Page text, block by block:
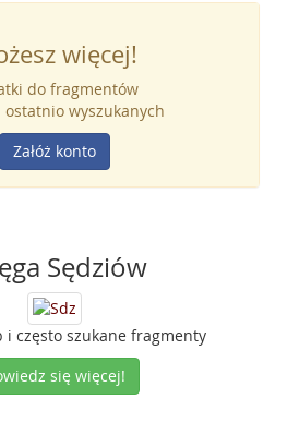
więcej!
do fragmentów
ostatnio wyszukanych
Załóż konto
Sędziów
i często szukane fragmenty
się więcej!